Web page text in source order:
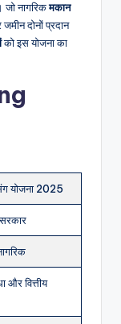
जो नागरिकमकान
दोनों प्रदान
को इस योजना का
योजना 2025
और वित्तीय